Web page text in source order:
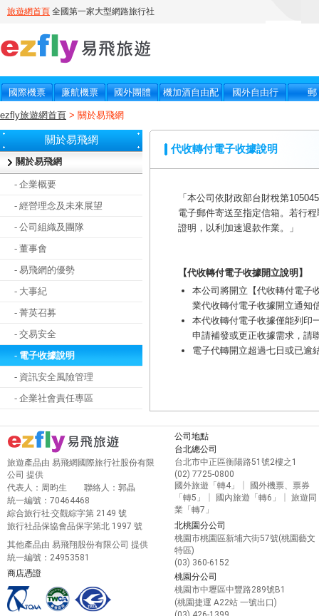
ezfly旅遊網首頁 > 關於易飛網
關於易飛網
關於易飛網
- 企業概要
- 經營理念及未來展望
- 公司組織及團隊
- 董事會
- 易飛網的優勢
- 大事紀
- 菁英召募
- 交易安全
- 電子收據說明
- 資訊安全風險管理
- 企業社會責任專區
代收轉付電子收據說明
「本公司依財政部台財稅第
電子郵件寄送至指定信箱。若行
證明，以利加速退款作業。」
【代收轉付電子收據開立說明】
本公司將開立【代收轉付電子
業代收轉付電子收據開立通知
本代收轉付電子收據僅能列印
申請補發或更正收據需求，請
電子代轉開立超過七日或已逾